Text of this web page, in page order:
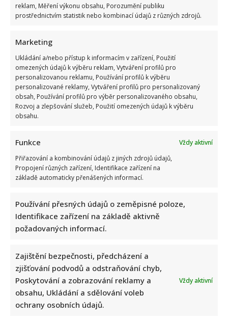
reklam, Měření výkonu obsahu, Porozumění publiku
prostřednictvím statistik nebo kombinací údajů z různých zdrojů.
Marketing
Ukládání a/nebo přístup k informacím v zařízení, Použití
omezených údajů k výběru reklam, Vytváření profilů pro
personalizovanou reklamu, Používání profilů k výběru
personalizované reklamy, Vytváření profilů pro personalizovaný
obsah, Používání profilů pro výběr personalizovaného obsahu,
Rozvoj a zlepšování služeb, Použití omezených údajů k výběru
obsahu.
Funkce
Vždy aktivní
Přiřazování a kombinování údajů z jiných zdrojů údajů,
Propojení různých zařízení, Identifikace zařízení na
základě automaticky přenášených informací.
Používání přesných údajů o zeměpisné poloze,
Identifikace zařízení na základě aktivně
požadovaných informací.
Zajištění bezpečnosti, předcházení a
zjišťování podvodů a odstraňování chyb,
Poskytování a zobrazování reklamy a
obsahu, Ukládání a sdělování voleb
ochrany osobních údajů.
Vždy aktivní
Poslední chvíle Ivety Bartošové: Maminka z telefonátu
cítila zlepšení, poté přišla nejtvrdší rána
Petr Kotvald a Stanislav Hložek otevřeně o svých
důchodech: Oba si stále musí přivydělávat
Linda Finková podpořila Jana Cinu po kritice od člena SPD:
Upozornila na téma, které rozděluje společnost